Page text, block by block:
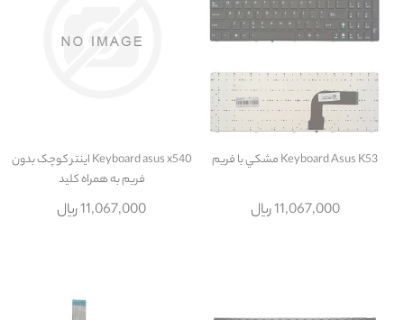
Keyboard Asus K53 مشکي با فريم
11,067,000 ریال
Keyboard asus x540 اينتر کوچک بدون
فريم به همراه کليد
11,067,000 ریال